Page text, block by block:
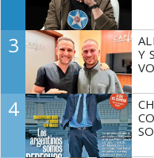
3
Y
4